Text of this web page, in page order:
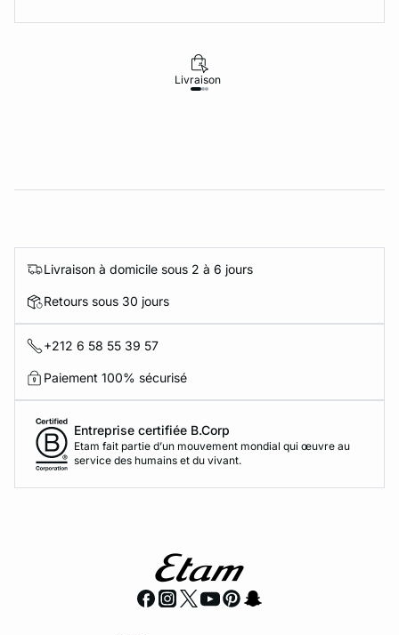
Livraison
Livraison à domicile sous 2 à 6 jours
Retours sous 30 jours
+212 6 58 55 39 57
Paiement 100% sécurisé
Entreprise certifiée B.Corp
Etam fait partie d’un mouvement mondial qui œuvre au
service des humains et du vivant.